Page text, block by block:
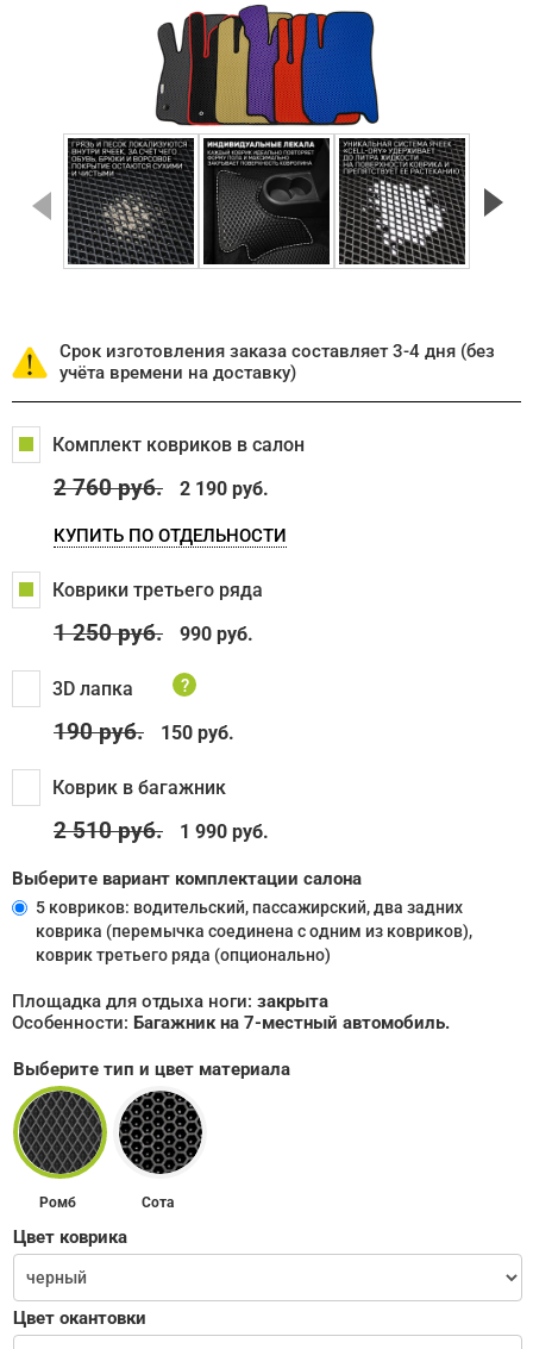
Срок изготовления заказа составляет 3-4 дня (без
учёта времени на доставку)
Комплект ковриков в салон
2 760руб. 2 190 руб.
КУПИТЬ ПО ОТДЕЛЬНОСТИ
Коврики третьего ряда
1 250руб. 990 руб.
3D лапка
190руб. 150 руб.
?
Коврик в багажник
2 510руб. 1 990 руб.
Выберите вариант комплектации салона
5 ковриков: водительский, пассажирский, два задних
коврика (перемычка соединена с одним из ковриков),
коврик третьего ряда (опционально)
Площадка для отдыха ноги: закрыта
Особенности: Багажник на 7-местный автомобиль.
Выберите тип и цвет материала
Ромб Сота
Цвет коврика
Цвет окантовки